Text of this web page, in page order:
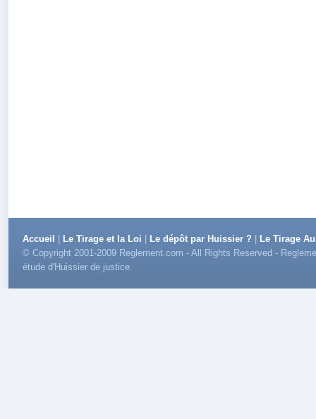
Accueil Le Tirage et la Loi Le dépôt par Huissier ?
Le Tirage
© Copyright 2001-2009 Reglement.com - All Rights Reserved -
étude d'Huissier de justice.